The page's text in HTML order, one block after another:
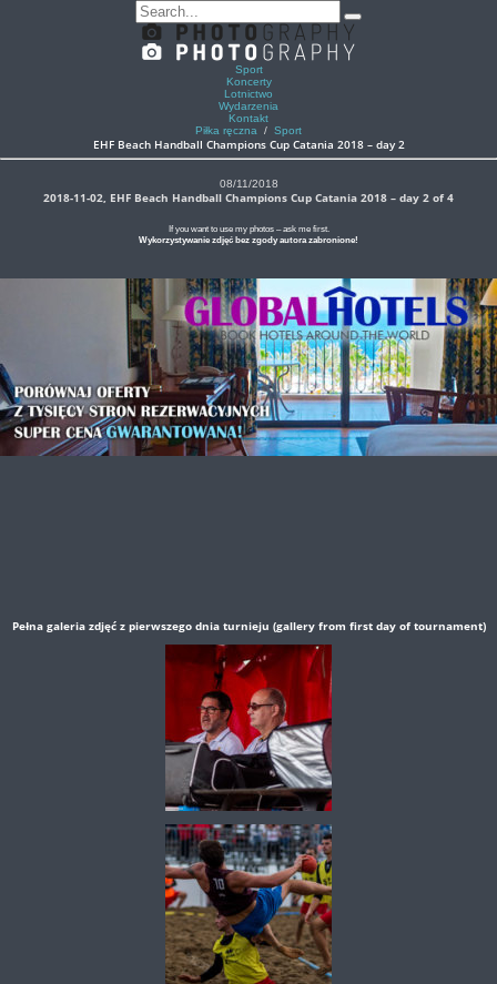
Sport
Koncerty
Lotnictwo
Wydarzenia
Kontakt
Piłka ręczna / Sport
EHF Beach Handball Champions Cup Catania 2018 – day 2
08/11/2018
2018-11-02, EHF Beach Handball Champions Cup Catania 2018 – day 2 of 4
If you want to use my photos – ask me first.
Wykorzystywanie zdjęć bez zgody autora zabronione!
Pełna galeria zdjęć z pierwszego dnia turnieju (gallery from first day of tournament)